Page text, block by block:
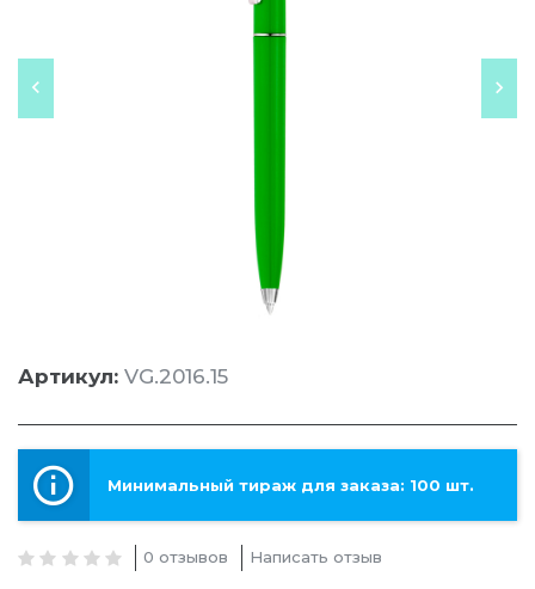
Артикул: VG.2016.15
Минимальный тираж для заказа: 100 шт.
0 отзывов Написать отзыв